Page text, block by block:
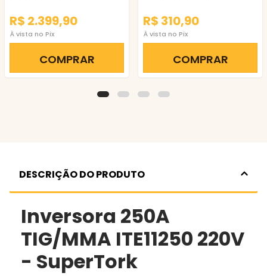
R$ 2.399,90
À vista no Pix
COMPRAR
R$ 310,90
À vista no Pix
COMPRAR
DESCRIÇÃO DO PRODUTO
Inversora 250A
TIG/MMA ITE11250 220V
- SuperTork